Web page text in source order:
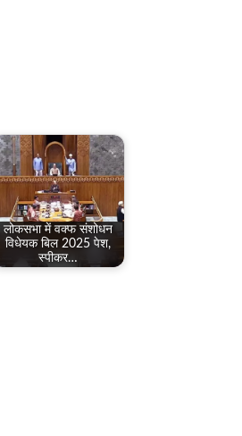
लोकसभा में वक्फ संशोधन
विधेयक बिल 2025 पेश,
स्पीकर…